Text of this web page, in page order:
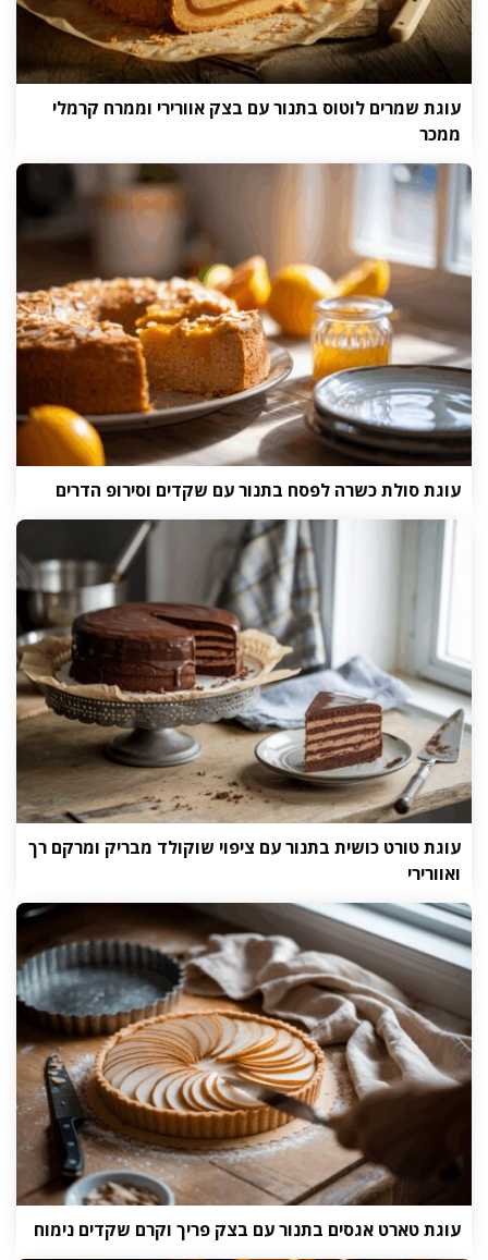
עוגת שמרים לוטוס בתנור עם בצק אוורירי וממרח קרמלי
ממכר
עוגת סולת כשרה לפסח בתנור עם שקדים וסירופ הדרים
עוגת טורט כושית בתנור עם ציפוי שוקולד מבריק ומרקם רך
ואוורירי
עוגת טארט אגסים בתנור עם בצק פריך וקרם שקדים נימוח